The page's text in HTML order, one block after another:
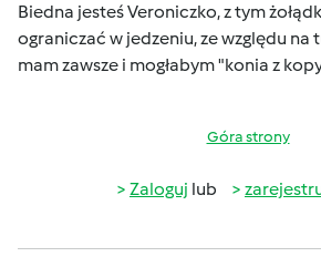
Biedna jesteś Veroniczko, z tym
ograniczać w jedzeniu, ze względu na
mam zawsze i mogłabym "konia z
Góra strony
Zaloguj lub